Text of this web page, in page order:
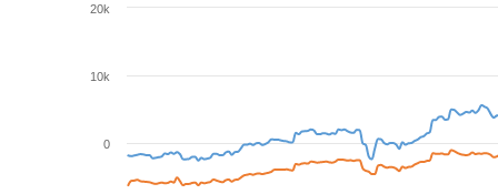
0
10k
20k
TIÊU DÙNG KHÔNG THIẾT YẾU
CHĂM SÓC SỨC KHỎE